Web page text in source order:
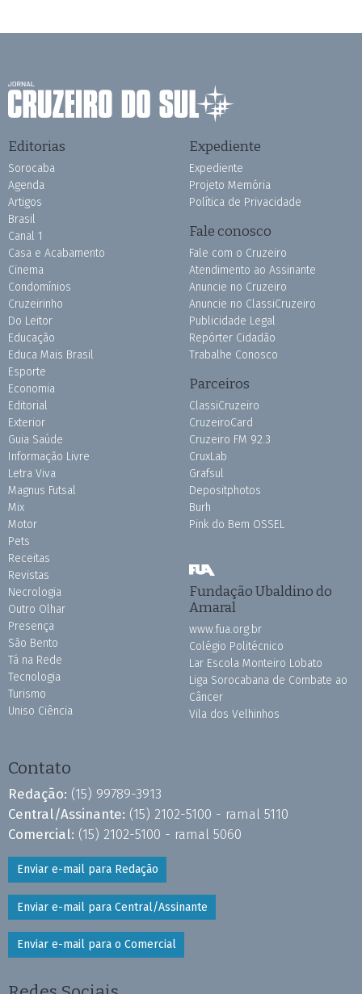
Editorias
Sorocaba
Agenda
Artigos
Brasil
Canal 1
Casa e Acabamento
Cinema
Condomínios
Cruzeirinho
Do Leitor
Educação
Educa Mais Brasil
Esporte
Economia
Editorial
Exterior
Guia Saúde
Informação Livre
Letra Viva
Magnus Futsal
Mix
Motor
Pets
Receitas
Revistas
Necrologia
Outro Olhar
Presença
São Bento
Tá na Rede
Tecnologia
Turismo
Uniso Ciência
Expediente
Expediente
Projeto Memória
Política de Privacidade
Fale conosco
Fale com o Cruzeiro
Atendimento ao Assinante
Anuncie no Cruzeiro
Anuncie no ClassiCruzeiro
Publicidade Legal
Repórter Cidadão
Trabalhe Conosco
Parceiros
ClassiCruzeiro
CruzeiroCard
Cruzeiro FM 92.3
CruxLab
Grafsul
Depositphotos
Burh
Pink do Bem OSSEL
Fundação Ubaldino do
Amaral
www.fua.org.br
Colégio Politécnico
Lar Escola Monteiro Lobato
Liga Sorocabana de Combate ao
Câncer
Vila dos Velhinhos
Contato
Redação: (15) 99789-3913
Central/Assinante: (15) 2102-5100 - ramal 5110
Comercial: (15) 2102-5100 - ramal 5060
Enviar e-mail para Redação
Enviar e-mail para Central/Assinante
Enviar e-mail para o Comercial